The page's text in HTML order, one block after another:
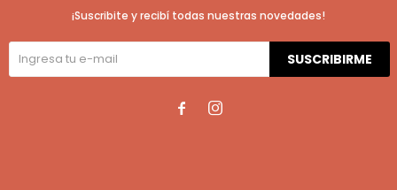
¡Suscribite y recibí todas nuestras novedades!
SUSCRIBIRME
 